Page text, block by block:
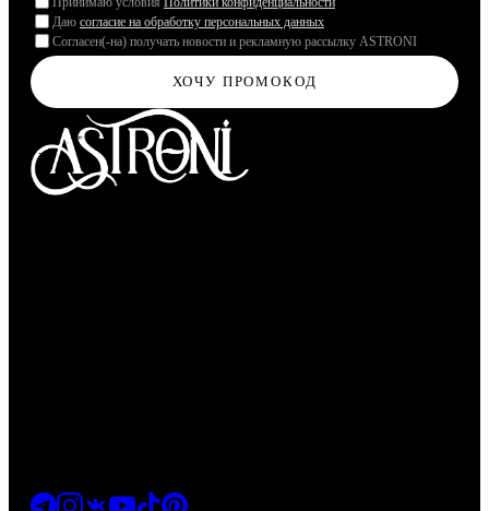
Даю согласие на обработку персональных данных
Согласен(-на) получать новости и рекламную рассылку ASTRONI
ХОЧУ ПРОМОКОД